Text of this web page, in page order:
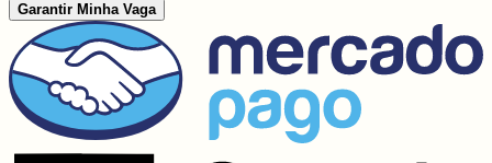
Garantir Minha Vaga